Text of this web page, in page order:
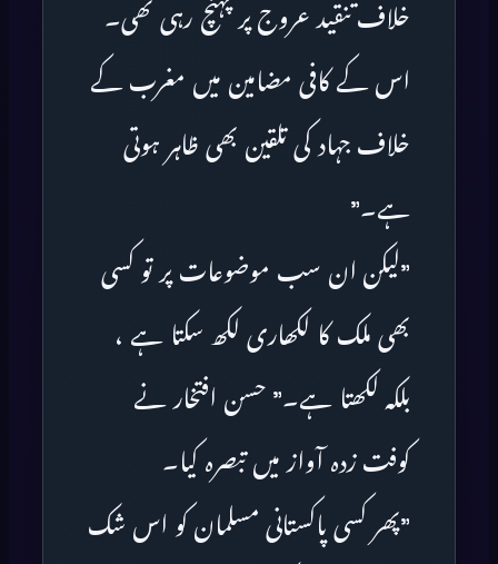
خلاف تنقید عروج پر پہنچ رہی تھی۔
اس کے کافی مضامین میں مغرب کے
خلاف جہاد کی تلقین بھی ظاہر ہوتی
ہے۔”
”لیکن ان سب موضوعات پر تو کسی
بھی ملک کا لکھاری لکھ سکتا ہے ،
بلکہ لکھتا ہے۔” حسن افتخار نے
کوفت زدہ آواز میں تبصرہ کیا۔
”پھر کسی پاکستانی مسلمان کو اس شک